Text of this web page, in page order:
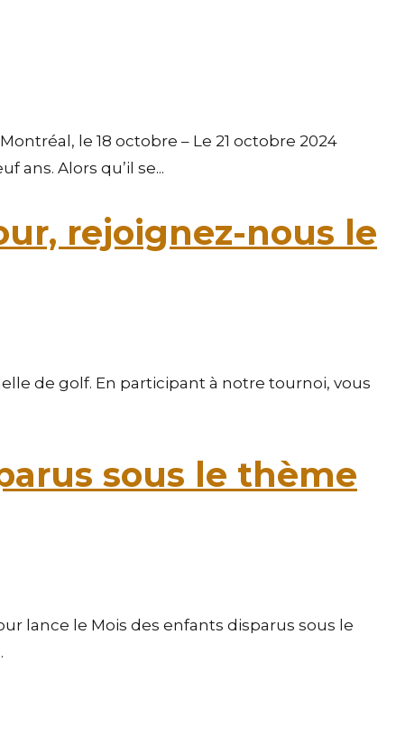
le 18 octobre – Le 21 octobre 2024
ans. Alors qu’il se...
rejoignez-nous le
de golf. En participant à notre tournoi, vous
sous le thème
lance le Mois des enfants disparus sous le